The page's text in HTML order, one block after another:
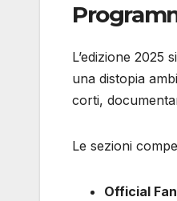
L’edizione 2025
una distopia
corti,
Le sezioni
Official